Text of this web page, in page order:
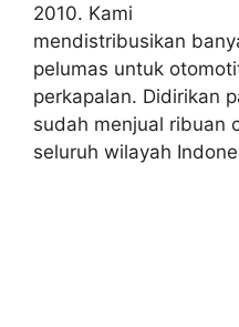
2010. Kami
mendistribusikan
pelumas untuk
perkapalan. Didirikan
sudah menjual ribuan
seluruh wilayah